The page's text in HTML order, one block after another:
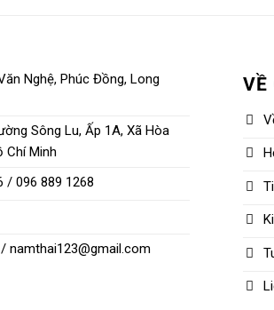
Nghệ, Phúc Đồng, Long
Sông Lu, Ấp 1A, Xã Hòa
Chí Minh
/ 096 889 1268
namthai123@gmail.com
VỀ